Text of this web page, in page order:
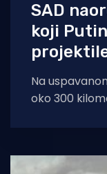
SAD
koji
Na
oko 300
marinaca